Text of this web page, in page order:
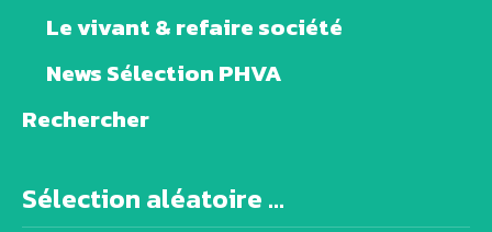
Le vivant & refaire société
News Sélection PHVA
Rechercher
Sélection aléatoire ...